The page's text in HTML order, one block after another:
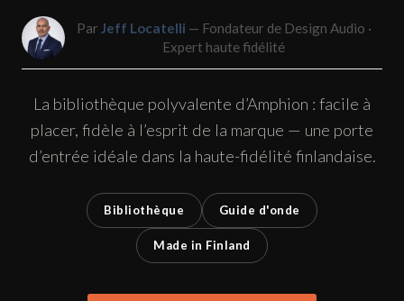
Par Jeff Locatelli — Fondateur de Design Audio ·
Expert haute fidélité
La bibliothèque polyvalente d’Amphion : facile à
placer, fidèle à l’esprit de la marque — une porte
d’entrée idéale dans la haute-fidélité finlandaise.
Bibliothèque Guide d'onde
Made in Finland